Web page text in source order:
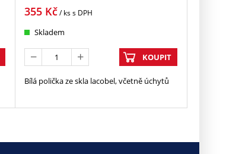
355 Kč/ kss DPH
Skladem
KOUPIT
Bílá polička ze skla lacobel, včetně úchytů